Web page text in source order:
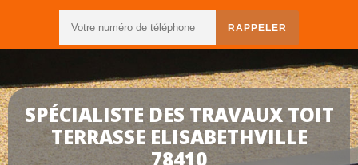
SPÉCIALISTE DES TRAVAUX TOIT
TERRASSE ELISABETHVILLE
78410